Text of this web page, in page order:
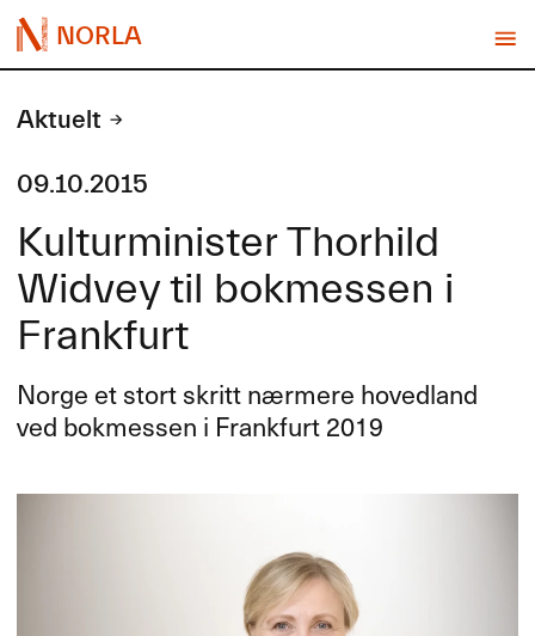
NORLA
Aktuelt
09.10.2015
Kulturminister Thorhild
Widvey til bokmessen i
Frankfurt
Norge et stort skritt nærmere hovedland
ved bokmessen i Frankfurt 2019